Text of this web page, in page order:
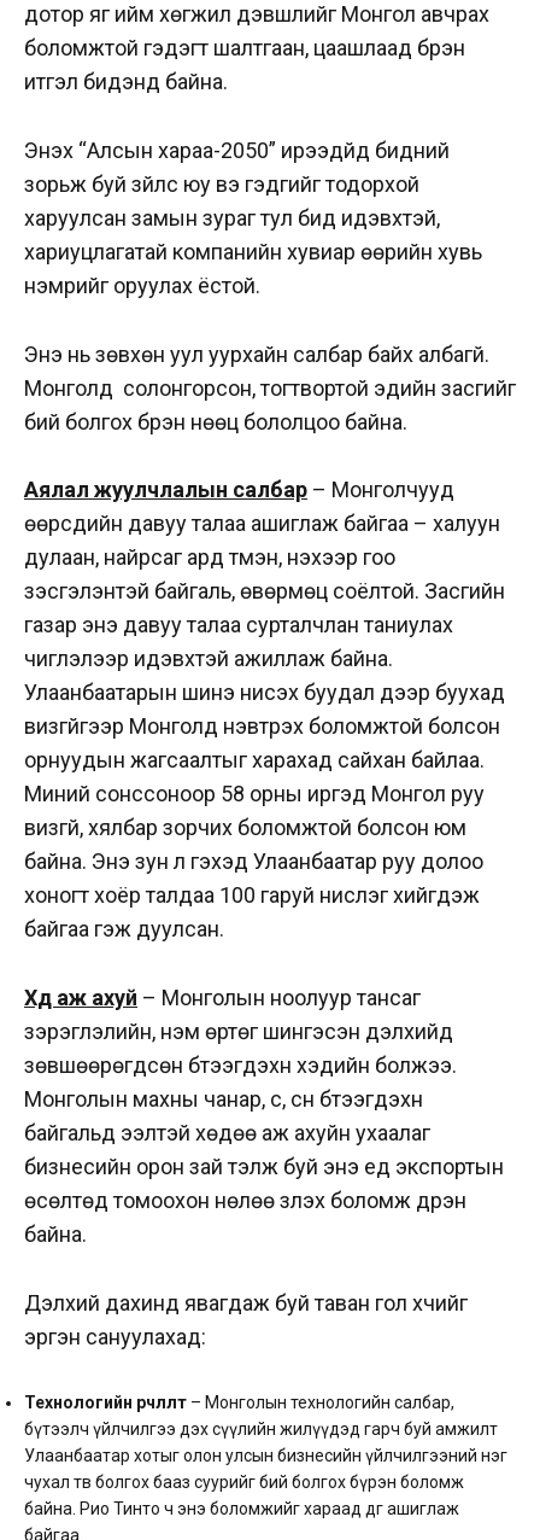
дотор яг ийм хөгжил дэвшлийг Монгол авчрах
боломжтой гэдэгт шалтгаан, цаашлаад бүрэн
итгэл бидэнд байна.
Энэхүү “Алсын хараа-2050” ирээдүйд бидний
зорьж буй зүйлс юу вэ гэдгийг тодорхой
харуулсан замын зураг тул бид идэвхтэй,
хариуцлагатай компанийн хувиар өөрийн хувь
нэмрийг оруулах ёстой.
Энэ нь зөвхөн уул уурхайн салбар байх албагүй.
Монголд солонгорсон, тогтвортой эдийн засгийг
бий болгох бүрэн нөөц бололцоо байна.
Аялал жуулчлалын салбар – Монголчууд
өөрсдийн давуу талаа ашиглаж байгаа – халуун
дулаан, найрсаг ард түмэн, үнэхээр гоо
үзэсгэлэнтэй байгаль, өвөрмөц соёлтой. Засгийн
газар энэ давуу талаа сурталчлан таниулах
чиглэлээр идэвхтэй ажиллаж байна.
Улаанбаатарын шинэ нисэх буудал дээр буухад
визгүйгээр Монголд нэвтрэх боломжтой болсон
орнуудын жагсаалтыг харахад сайхан байлаа.
Миний сонссоноор 58 орны иргэд Монгол руу
визгүй, хялбар зорчих боломжтой болсон юм
байна. Энэ зун л гэхэд Улаанбаатар руу долоо
хоногт хоёр талдаа 100 гаруй нислэг хийгдэж
байгаа гэж дуулсан.
Хөдөө аж ахуй – Монголын ноолуур тансаг
зэрэглэлийн, нэмүү өртөг шингэсэн дэлхийд
зөвшөөрөгдсөн бүтээгдэхүүн хэдийн болжээ.
Монголын махны чанар, сүү, сүүн бүтээгдэхүүн
байгальд ээлтэй хөдөө аж ахуйн ухаалаг
бизнесийн орон зай тэлж буй энэ үед экспортын
өсөлтөд томоохон нөлөө үзүүлэх боломж дүүрэн
байна.
Дэлхий дахинд явагдаж буй таван гол хүчийг
эргэн сануулахад:
Технологийн өөрчлөлт – Монголын технологийн салбар,
бүтээлч үйлчилгээ дэх сүүлийн жилүүдэд гарч буй амжилт
Улаанбаатар хотыг олон улсын бизнесийн үйлчилгээний нэг
чухал төв болгох бааз суурийг бий болгох бүрэн боломж
байна. Рио Тинто ч энэ боломжийг хараад өдгөө ашиглаж
байгаа.